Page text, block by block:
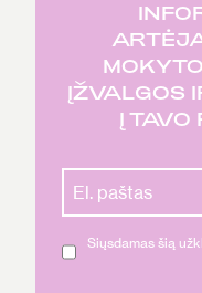
ĮŽVALGOS
Į TAVO
Siųsdamas šią